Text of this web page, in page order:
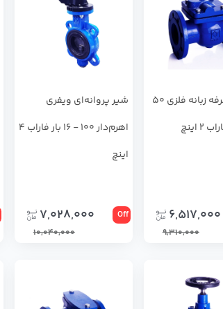
شیر یکطرفه زبانه فلزی 50
6,517,000
9,310,000
شیر پروانه‌ای ویفری
اهرم‌دار 100 - 16 بار فاراب 4
اینچ
Off
7,028,000
10,040,000